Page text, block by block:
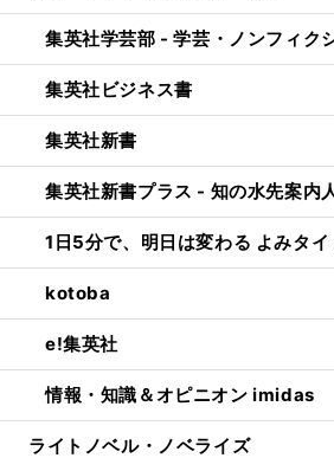
集英社学芸部 - 学芸・ノンフィク
集英社ビジネス書
集英社新書
集英社新書プラス - 知の水先案内
1日5分で、明日は変わる よみタ
kotoba
e!集英社
情報・知識＆オピニオン imidas
ライトノベル・ノベライズ